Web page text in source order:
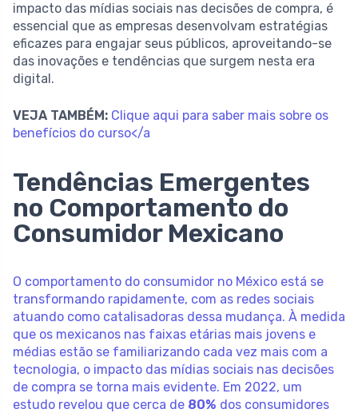
impacto das mídias sociais nas decisões de compra, é
essencial que as empresas desenvolvam estratégias
eficazes para engajar seus públicos, aproveitando-se
das inovações e tendências que surgem nesta era
digital.
VEJA TAMBÉM: Clique aqui para saber mais sobre os
benefícios do curso</a
Tendências Emergentes
no Comportamento do
Consumidor Mexicano
O comportamento do consumidor no México está se
transformando rapidamente, com as redes sociais
atuando como catalisadoras dessa mudança. À medida
que os mexicanos nas faixas etárias mais jovens e
médias estão se familiarizando cada vez mais com a
tecnologia, o impacto das mídias sociais nas decisões
de compra se torna mais evidente. Em 2022, um
estudo revelou que cerca de 80% dos consumidores